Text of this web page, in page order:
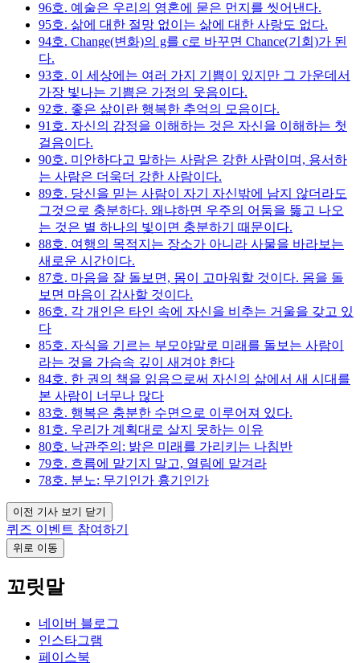
96호. 예술은 우리의 영혼에 묻은 먼지를 씻어낸다.
95호. 삶에 대한 절망 없이는 삶에 대한 사랑도 없다.
94호. Change(변화)의 g를 c로 바꾸면 Chance(기회)가 된
다.
93호. 이 세상에는 여러 가지 기쁨이 있지만 그 가운데서
가장 빛나는 기쁨은 가정의 웃음이다.
92호. 좋은 삶이란 행복한 추억의 모음이다.
91호. 자신의 감정을 이해하는 것은 자신을 이해하는 첫
걸음이다.
90호. 미안하다고 말하는 사람은 강한 사람이며, 용서하
는 사람은 더욱더 강한 사람이다.
89호. 당신을 믿는 사람이 자기 자신밖에 남지 않더라도
그것으로 충분하다. 왜냐하면 우주의 어둠을 뚫고 나오
는 것은 별 하나의 빛이면 충분하기 때문이다.
88호. 여행의 목적지는 장소가 아니라 사물을 바라보는
새로운 시간이다.
87호. 마음을 잘 돌보면, 몸이 고마워할 것이다. 몸을 돌
보면 마음이 감사할 것이다.
86호. 각 개인은 타인 속에 자신을 비추는 거울을 갖고 있
다
85호. 자식을 기르는 부모야말로 미래를 돌보는 사람이
라는 것을 가슴속 깊이 새겨야 한다
84호. 한 권의 책을 읽음으로써 자신의 삶에서 새 시대를
본 사람이 너무나 많다
83호. 행복은 충분한 수면으로 이루어져 있다.
81호. 우리가 계획대로 살지 못하는 이유
80호. 낙관주의: 밝은 미래를 가리키는 나침반
79호. 흐름에 맡기지 말고, 열림에 맡겨라
78호. 분노: 무기인가 흉기인가
이전 기사 보기 닫기
퀴즈 이벤트 참여하기
위로 이동
꼬릿말
네이버 블로그
인스타그램
페이스북